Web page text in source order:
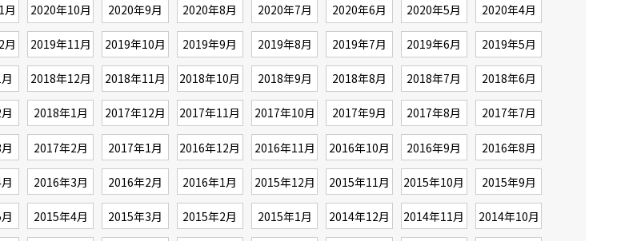
月 2020年10月 2020年9月 2020年8月 2020年7月 2020年6月 2020年5月 2020年4月
月 2019年11月 2019年10月 2019年9月 2019年8月 2019年7月 2019年6月 2019年5月
2018年12月 2018年11月 2018年10月 2018年9月 2018年8月 2018年7月 2018年6月
2018年1月 2017年12月 2017年11月 2017年10月 2017年9月 2017年8月 2017年7月
2017年2月 2017年1月 2016年12月 2016年11月 2016年10月 2016年9月 2016年8月
2016年3月 2016年2月 2016年1月 2015年12月 2015年11月 2015年10月 2015年9月
2015年4月 2015年3月 2015年2月 2015年1月 2014年12月 2014年11月 2014年10月